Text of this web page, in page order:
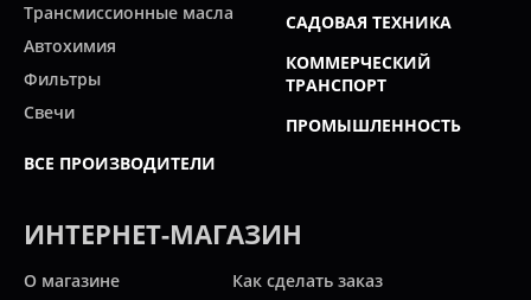
Трансмиссионные масла
Автохимия
Фильтры
Свечи
ВСЕ ПРОИЗВОДИТЕЛИ
САДОВАЯ ТЕХНИКА
КОММЕРЧЕСКИЙ
ТРАНСПОРТ
ПРОМЫШЛЕННОСТЬ
ИНТЕРНЕТ-МАГАЗИН
О магазине
Как сделать заказ